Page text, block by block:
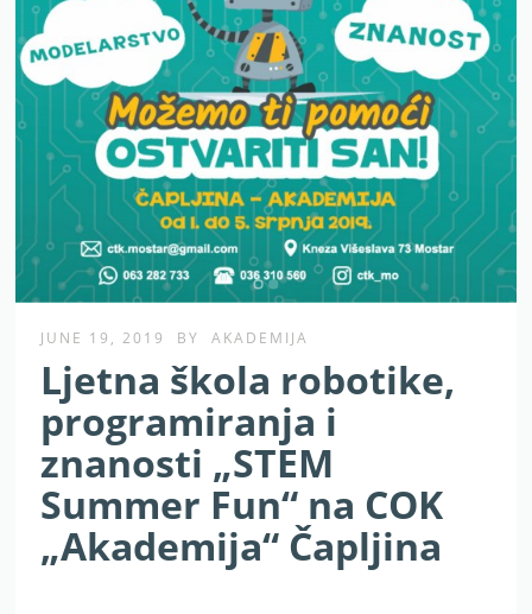
JUNE 19, 2019 BY AKADEMIJA
Ljetna škola robotike,
programiranja i
znanosti „STEM
Summer Fun“ na COK
„Akademija“ Čapljina